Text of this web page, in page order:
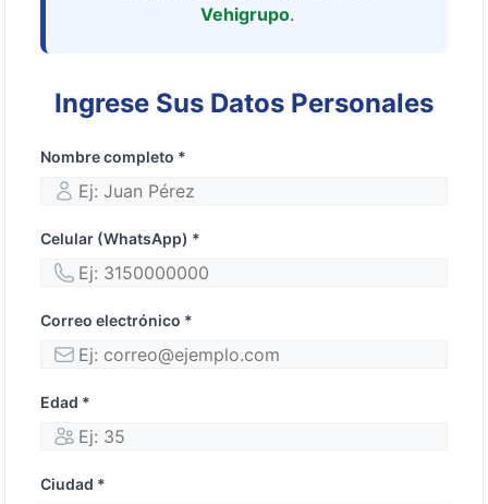
Vehigrupo.
Ingrese Sus Datos Personales
Nombre completo *
Celular (WhatsApp) *
Correo electrónico *
Edad *
Ciudad *